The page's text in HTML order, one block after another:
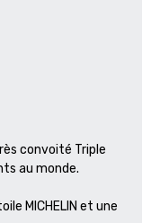
convoité Triple
au monde.
MICHELIN et une